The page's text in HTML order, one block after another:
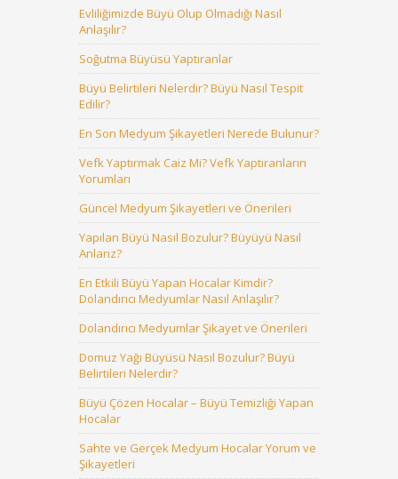
Evliliğimizde Büyü Olup Olmadığı Nasıl
Anlaşılır?
Soğutma Büyüsü Yaptıranlar
Büyü Belirtileri Nelerdir? Büyü Nasıl Tespit
Edilir?
En Son Medyum Şikayetleri Nerede Bulunur?
Vefk Yaptırmak Caiz Mi? Vefk Yaptıranların
Yorumları
Güncel Medyum Şikayetleri ve Önerileri
Yapılan Büyü Nasıl Bozulur? Büyüyü Nasıl
Anlarız?
En Etkili Büyü Yapan Hocalar Kimdir?
Dolandırıcı Medyumlar Nasıl Anlaşılır?
Dolandırıcı Medyumlar Şikayet ve Önerileri
Domuz Yağı Büyüsü Nasıl Bozulur? Büyü
Belirtileri Nelerdir?
Büyü Çözen Hocalar – Büyü Temizliği Yapan
Hocalar
Sahte ve Gerçek Medyum Hocalar Yorum ve
Şikayetleri